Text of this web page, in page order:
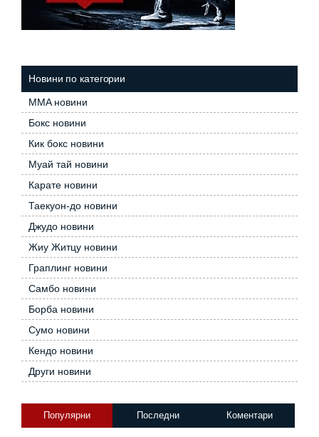
Новини по категории
MMA новини
Бокс новини
Кик бокс новини
Муай тай новини
Карате новини
Таекуон-до новини
Джудо новини
Жиу Житцу новини
Граплинг новини
Самбо новини
Борба новини
Сумо новини
Кендо новини
Други новини
Популярни Последни Коментари